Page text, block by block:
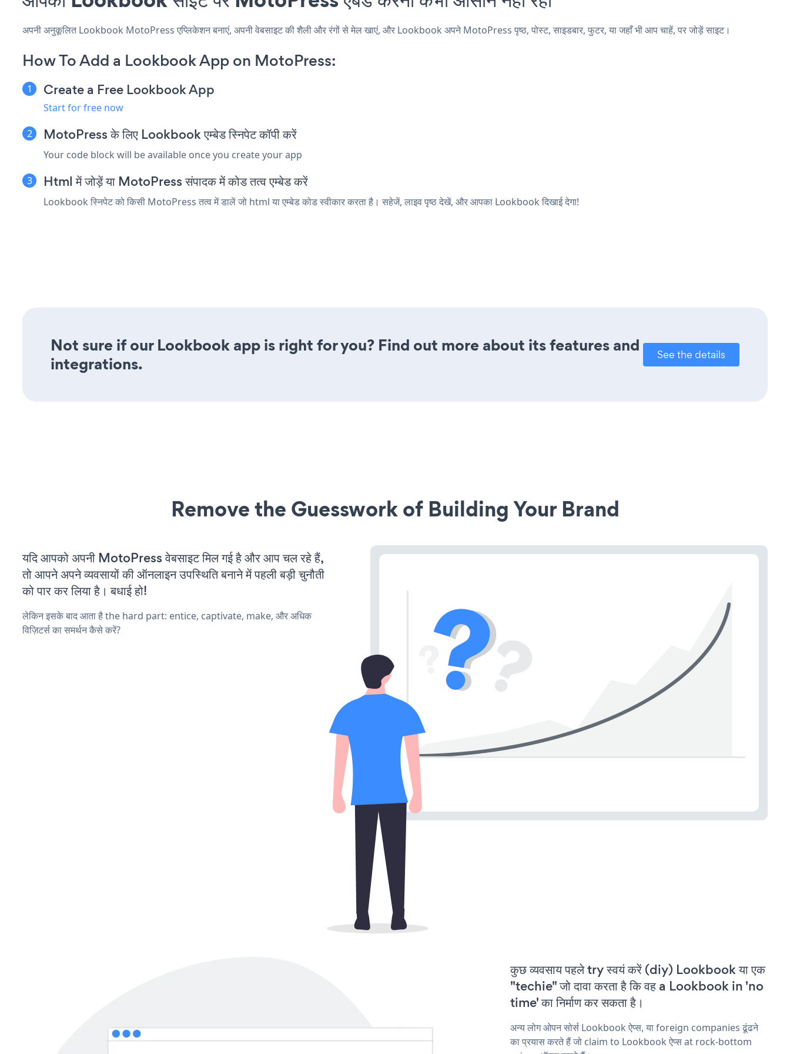
अपनी अनुकूलित Lookbook MotoPress एप्लिकेशन बनाएं, अपनी वेबसाइट की शैली और रंगों से मेल खाएं, और Lookbook अपने MotoPress पृष्ठ, पोस्ट, साइडबार, फुटर, या जहाँ भी आप चाहें, पर जोड़ें साइट।
How To Add a Lookbook App on MotoPress:
Create a Free Lookbook App
Start for free now
MotoPress के लिए Lookbook एम्बेड स्निपेट कॉपी करें
Your code block will be available once you create your app
Html में जोड़ें या MotoPress संपादक में कोड तत्व एम्बेड करें
Lookbook स्निपेट को किसी MotoPress तत्व में डालें जो html या एम्बेड कोड स्वीकार करता है। सहेजें, लाइव पृष्ठ देखें, और आपका Lookbook दिखाई देगा!
Not sure if our Lookbook app is right for you? Find out more about its features and
integrations.
See the details
Remove the Guesswork of Building Your Brand
यदि आपको अपनी MotoPress वेबसाइट मिल गई है और आप चल रहे हैं,
तो आपने अपने व्यवसायों की ऑनलाइन उपस्थिति बनाने में पहली बड़ी चुनौती
को पार कर लिया है। बधाई हो!
लेकिन इसके बाद आता है the hard part: entice, captivate, make, और अधिक
विज़िटर्स का समर्थन कैसे करें?
कुछ व्यवसाय पहले try स्वयं करें (diy) Lookbook या एक
"techie" जो दावा करता है कि वह a Lookbook in 'no
time' का निर्माण कर सकता है।
अन्य लोग ओपन सोर्स Lookbook ऐप्स, या foreign companies ढूंढने
का प्रयास करते हैं जो claim to Lookbook ऐप्स at rock-bottom